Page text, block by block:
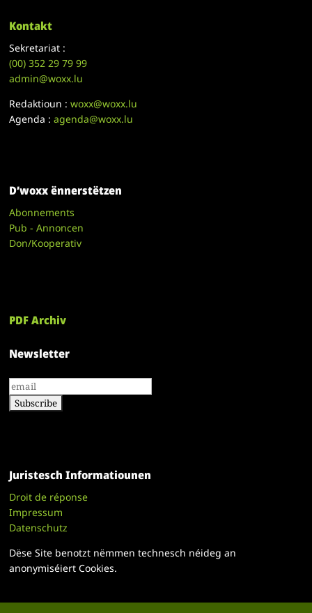
Kontakt
Sekretariat :
(00)352 29 79 99
admin@woxx.lu
Redaktioun :woxx@woxx.lu
Agenda :agenda@woxx.lu
D’woxx ënnerstëtzen
Abonnements
Pub - Annoncen
Don/Kooperativ
PDF Archiv
Newsletter
Juristesch Informatiounen
Droit de réponse
Impressum
Datenschutz
Dëse Site benotzt nëmmen technesch néideg an
anonymiséiert Cookies.